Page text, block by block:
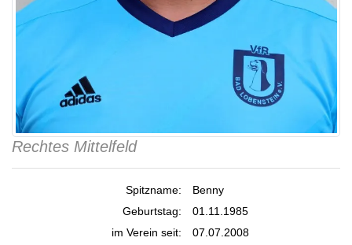
Rechtes Mittelfeld
Spitzname:
Benny
Geburtstag:
01.11.1985
im Verein seit:
07.07.2008